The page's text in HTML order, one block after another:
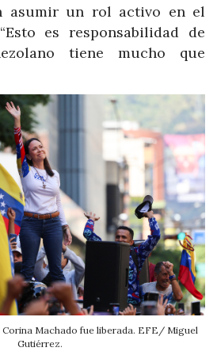
asumir un rol activo en el
es responsabilidad de
tiene mucho que
Machado fue liberada. EFE/ Miguel
Gutiérrez.